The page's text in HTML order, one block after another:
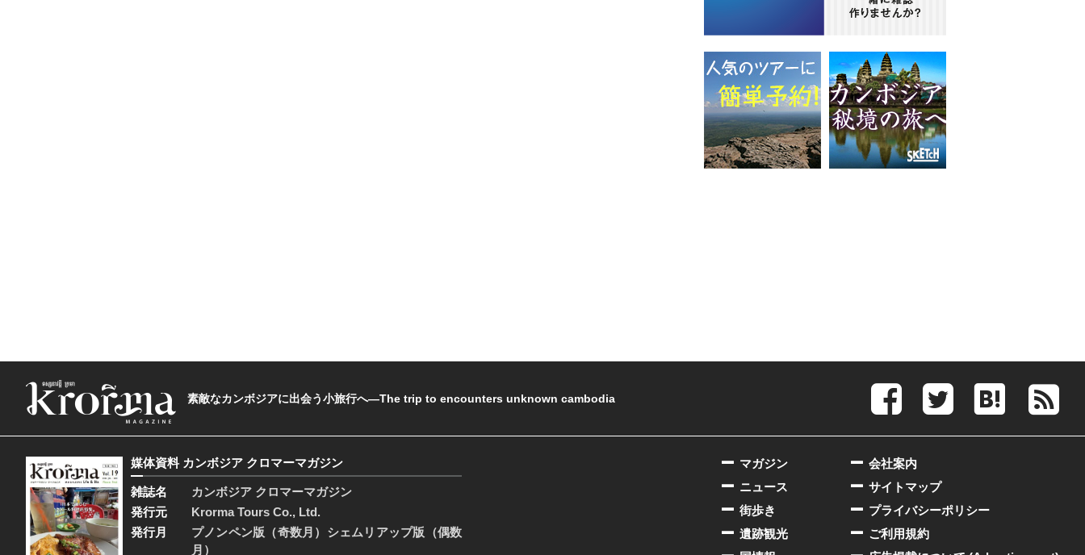
素敵なカンボジアに出会う小旅行へ―The trip to encounters unknown cambodia
媒体資料 カンボジア クロマーマガジン
雑誌名
カンボジア クロマーマガジン
発行元
Krorma Tours Co., Ltd.
発行月
プノンペン版（奇数月）シェムリアップ版（偶数
月）
会社案内
サイトマップ
プライバシーポリシー
ご利用規約
マガジン
ニュース
街歩き
遺跡観光